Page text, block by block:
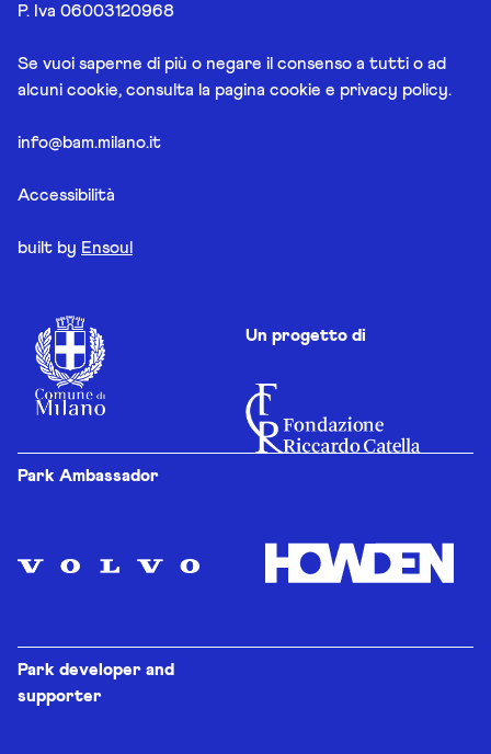
P. Iva 06003120968
Se vuoi saperne di più o negare il consenso a tutti o ad
alcuni cookie, consulta la pagina cookie e privacy policy.
info@bam.milano.it
Accessibilità
built by Ensoul
Un progetto di
Park Ambassador
Park developer and
supporter